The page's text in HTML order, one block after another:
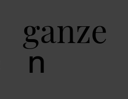
ganz